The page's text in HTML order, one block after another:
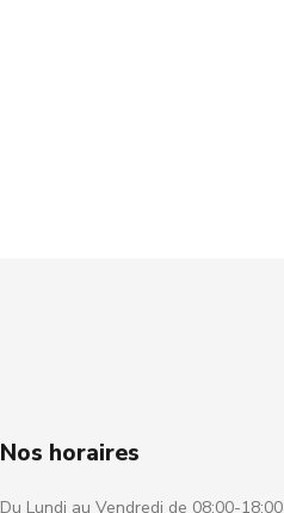
Nos horaires
Du Lundi au Vendredi de 08:00-18:00